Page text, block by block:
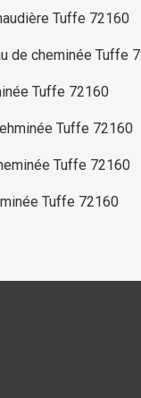
Tuffe 72160
de cheminée Tuffe
Tuffe 72160
Tuffe 72160
Tuffe 72160
Tuffe 72160